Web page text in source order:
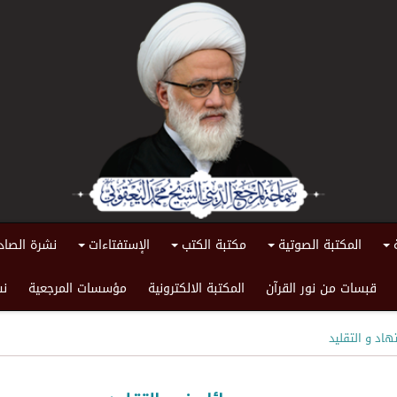
المكتبة الصوتية مكتبة الكتب الإستفتاءات
نشرة
قبسات من نور القرآن
المكتبة الالكترونية مؤسسات المرجعية
و التقليد